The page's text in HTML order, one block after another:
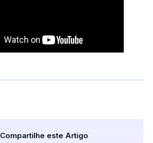
Compartilhe este Artigo